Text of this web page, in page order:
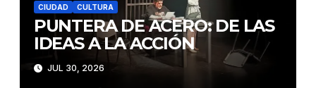
CIUDAD CULTURA
PUNTERA DE ACERO: DE LAS
IDEAS A LA ACCIÓN
JUL 30, 2026